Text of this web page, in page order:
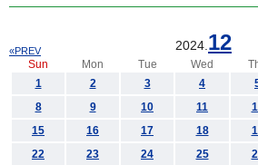
2024. 12
«PREV
Sun Mon Tue Wed
1
2 3 4
8
9 10 11
15
16 17 18
22
23 24 25